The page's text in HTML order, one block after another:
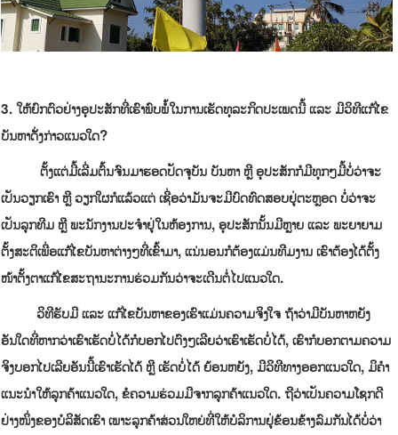
3. ໃຫ້ຍົກຕົວຢ່າງອຸປະສັກທີ່ເຮົາພົບພໍໍ້ໃນການເຮັດທຸລະກິດປະເພດນີ້ ແລະ ມີວິທີແກ້ໄຂ
ບັນຫາດັັ່ງກ່າວແນວໃດ?
ຕັ້ງແຕ່ມື້ເລີ່ມຕົ້ນຈົນມາຮອດປັດຈຸບັນ ບັນຫາ ຫຼື ອຸປະສັກກໍມີທຸກໆມື້ບໍ່ວ່າຈະ
ເປັນວຽກເຮົາ ຫຼື ວຽກໃຜກໍແລ້ວແຕ່ ເຊື່ອວ່າມັນຈະມີບົດທົດສອບຢູ່ຕະຫຼອດ ບໍ່ວ່າຈະ
ເປັນລູກທີມ ຫຼື ພະນັກງານປະຈໍາຢູ່ໃນຫ້ອງການ, ອຸປະສັກນັ້ນມີຫຼາຍ ແລະ ພະຍາຍາມ
ຕັ້ງສະຕິເພື່ອແກ້ໄຂບັນຫາຕ່າງໆທີ່ເຂົ້າມາ, ແນ່ນອນກໍຕ້ອງແມ່ນທີມງານ ເຮົາຕ້ອງໄດ້ຕັ້ງ
ໜ້າຕັ້ງຕາແກ້ໄຂສະຖານະການຮ່ວມກັນວ່າຈະເດີນຕໍ່ໄປແນວໃດ.
ວິທີຮັບມື ແລະ ແກ້ໄຂບັນຫາຂອງເຮົາແມ່ນຄວາມຈິງໃຈ ຖ້າວ່າມີບັນຫາຫຍັງ
ອັນໃດທີ່ຫາກວ່າເຮົາເຮັດບໍ່ໄດ້ກໍບອກໄປຕົງໆເລີຍວ່າເຮົາເຮັດບໍ່ໄດ້, ເຮົາກໍບອກຕາມຄວາມ
ຈິງບອກໄປເລີຍອັນນີ້ເຮົາເຮັດໄດ້ ຫຼື ເຮັດບໍ່ໄດ້ ຍ້ອນຫຍັງ, ມີວິທີທາງອອກແນວໃດ, ມິຄໍາ
ແນະນໍາໃຫ້ລູກຄ້າແນວໃດ, ຂໍຄວາມຮ່ວມມືຈາກລູກຄ້າແນວໃດ. ຖືວ່າເປັນຄວາມໂຊກດີ
ຢ່າງໜຶ່ງຂອງບໍລິສັດເຮົາ ເພາະລູກຄ້າສ່ວນໃຫຍ່ທີ່ໃຫ້ບໍລິການຢູ່ຂ້ອນຂ້າງລົມກັນໄດ້ບໍ່ວ່າ